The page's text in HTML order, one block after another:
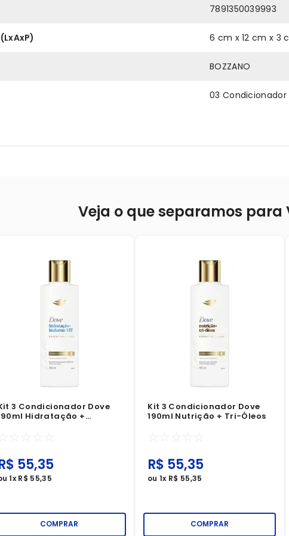
7891350039993
6 cm x 12 cm x 3
BOZZANO
03 Condicionador
Veja o que separamos para
3 Condicionador Dove
Hidratação +
☆ ☆ ☆ ☆ ☆
55,35
1xR$ 55,35
COMPRAR
Kit 3 Condicionador Dove
190ml Nutrição + Tri-Óleos
☆ ☆ ☆ ☆ ☆
R$ 55,35
ou1x R$ 55,35
COMPRAR